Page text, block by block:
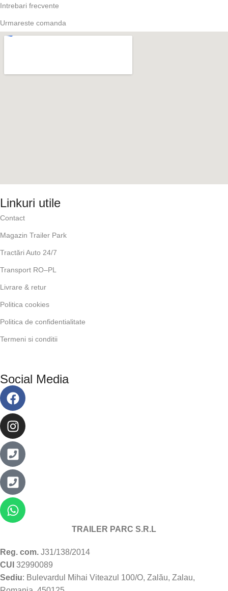
Intrebari frecvente
Urmareste comanda
Linkuri utile
Contact
Magazin Trailer Park
Tractări Auto 24/7
Transport RO–PL
Livrare & retur
Politica cookies
Politica de confidentialitate
Termeni si conditii
Social Media
TRAILER PARC S.R.L
Reg. com. J31/138/2014
CUI 32990089
Sediu: Bulevardul Mihai Viteazul 100/O, Zalău, Zalau,